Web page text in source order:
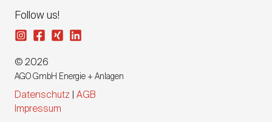
Follow us!
© 2026
AGO GmbH Energie + Anlagen
Datenschutz
AGB
Impressum